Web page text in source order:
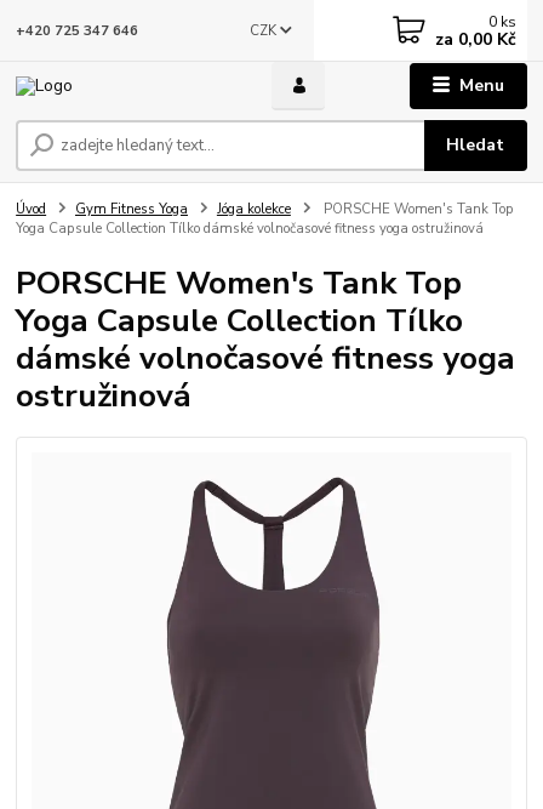
Menu
CZK
Hledat
+420 725 347 646 0 ks
za 0,00 Kč
Úvod Gym Fitness Yoga Jóga kolekce
PORSCHE Women's Tank Top
Yoga Capsule Collection Tílko dámské volnočasové fitness yoga ostružinová
PORSCHE Women's Tank Top
Yoga Capsule Collection Tílko
dámské volnočasové fitness yoga
ostružinová